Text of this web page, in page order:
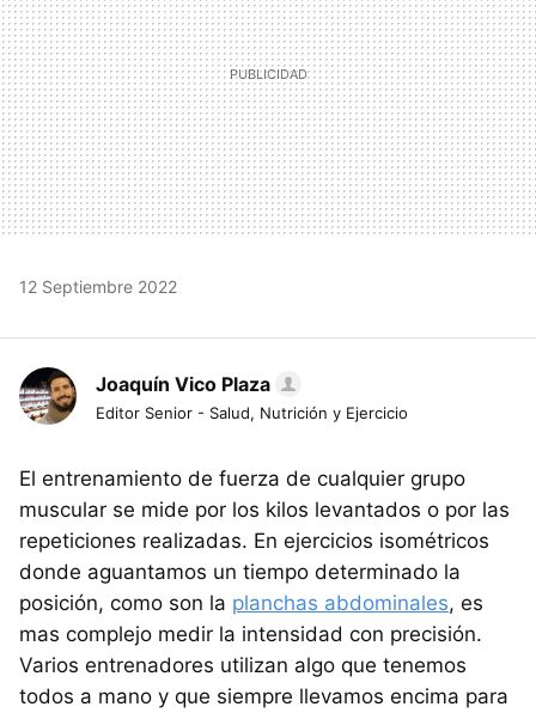
12 Septiembre 2022
Joaquín Vico Plaza
Editor Senior - Salud, Nutrición y Ejercicio
El entrenamiento de fuerza de cualquier grupo
muscular se mide por los kilos levantados o por las
repeticiones realizadas. En ejercicios isométricos
donde aguantamos un tiempo determinado la
posición, como son la planchas abdominales, es
mas complejo medir la intensidad con precisión.
Varios entrenadores utilizan algo que tenemos
todos a mano y que siempre llevamos encima para